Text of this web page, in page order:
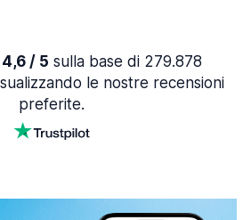
/ 5 sulla base di 279.878
le nostre recensioni
preferite.